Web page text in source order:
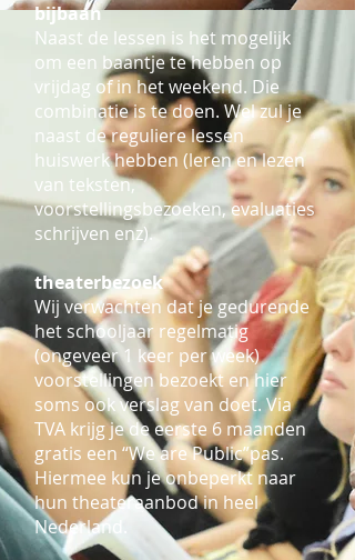
bijbaan
Naast de lessen is het mogelijk
om een baantje te hebben op
vrijdag of in het weekend. Die
combinatie is te doen. Wel zul je
naast de reguliere lessen
huiswerk hebben (leren en lezen
van teksten,
voorstellingsbezoeken, evaluaties
schrijven enz).
theaterbezoek
Wij verwachten dat je gedurende
het schooljaar regelmatig
(ongeveer 1 keer per week)
voorstellingen bezoekt en hier
soms ook verslag van doet. Via
TVA krijg je de eerste 6 maanden
gratis een “We are Public”pas.
Hiermee kun je onbeperkt naar
hun theateraanbod in heel
Nederland.